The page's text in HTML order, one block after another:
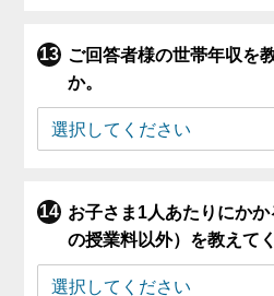
ご回答者様の世帯年収を
か。
お子さま1人あたりにか
の授業料以外）を教えて